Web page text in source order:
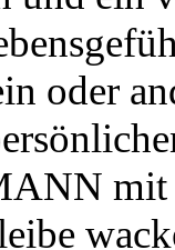
oder
mit